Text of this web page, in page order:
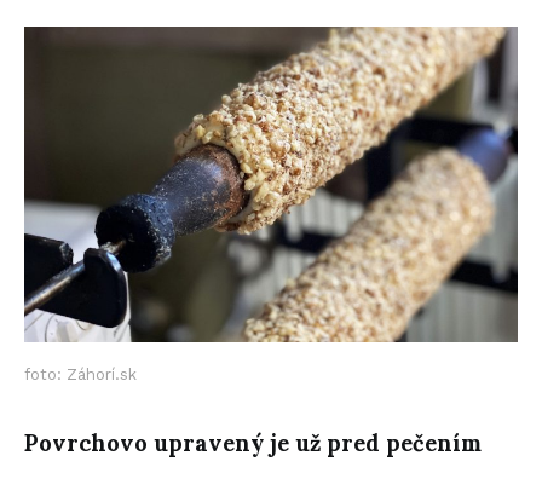
foto: Záhorí.sk
Povrchovo upravený je už pred pečením